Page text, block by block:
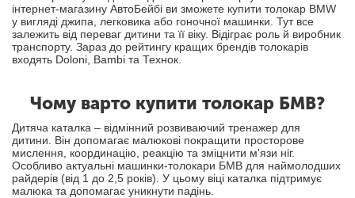
інтернет-магазину АвтоБейбі ви зможете купити толокар BMW
у вигляді джипа, легковика або гоночної машинки. Тут все
залежить від переваг дитини та її віку. Відіграє роль й виробник
транспорту. Зараз до рейтингу кращих брендів толокарів
входять Doloni, Bambi та Технок.
Чому варто купити толокар БМВ?
Дитяча каталка – відмінний розвиваючий тренажер для
дитини. Він допомагає малюкові покращити просторове
мислення, координацію, реакцію та зміцнити м'язи ніг.
Особливо актуальні машинки-толокари БМВ для наймолодших
райдерів (від 1 до 2,5 років). У цьому віці каталка підтримує
малюка та допомагає уникнути падінь.